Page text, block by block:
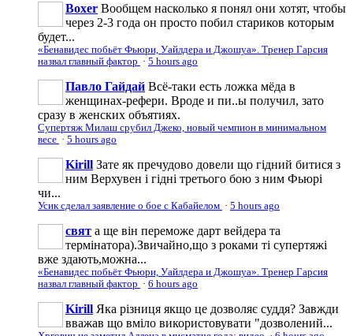
Boxer Вообщем насколько я понял они хотят, чтобы
через 2-3 года он просто побил стариков которым
будет...
«Бенавидес побьёт Фьюри, Уайлдера и Джошуа». Тренер Гарсия
назвал главный фактор · 5 hours ago
Павло Гайдай Всё-таки есть ложка мёда в
женщинах-рефери. Вроде и пи..ы получил, зато
сразу в женских объятиях.
Супертяж Милаш срубил Джеко, новый чемпион в минимальном
весе · 5 hours ago
Kirill Зате як пречудово довели що гідний битися з
ним Верхувен і гідні третього бою з ним Фьюрі
чи...
Усик сделал заявление о бое с Кабайелом · 5 hours ago
свят а ще він переможе дарт вейдера та
термінатора).Звичайно,що з роками ті супертяжі
вже здають,можна...
«Бенавидес побьёт Фьюри, Уайлдера и Джошуа». Тренер Гарсия
назвал главный фактор · 6 hours ago
Kirill Яка різниця якщо це дозволяє суддя? Завжди
вважав що вміло використовувати "дозволений...